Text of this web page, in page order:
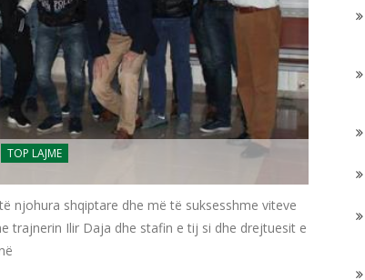
TOP LAJME
njohura shqiptare dhe më të suksesshme viteve
trajnerin Ilir Daja dhe stafin e tij si dhe drejtuesit e